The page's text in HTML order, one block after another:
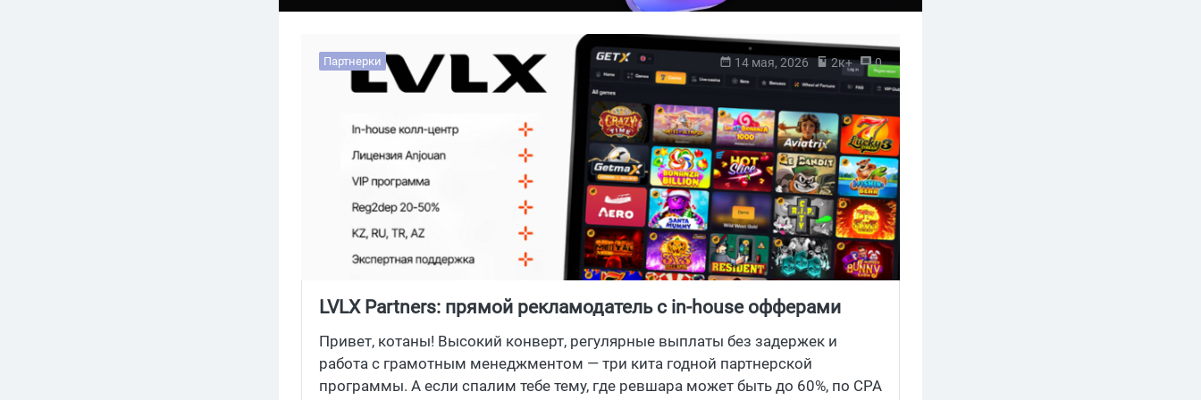
Партнерки 14 мая, 2026 2к+ 0
LVLX Partners: прямой рекламодатель с in-house офферами
GETX и чистой базой игроков на ГЕО KZ
Привет, котаны! Высокий конверт, регулярные выплаты без задержек и
работа с грамотным менеджментом — три кита годной партнерской
программы. А если спалим тебе тему, где ревшара может быть до 60%, по CPA